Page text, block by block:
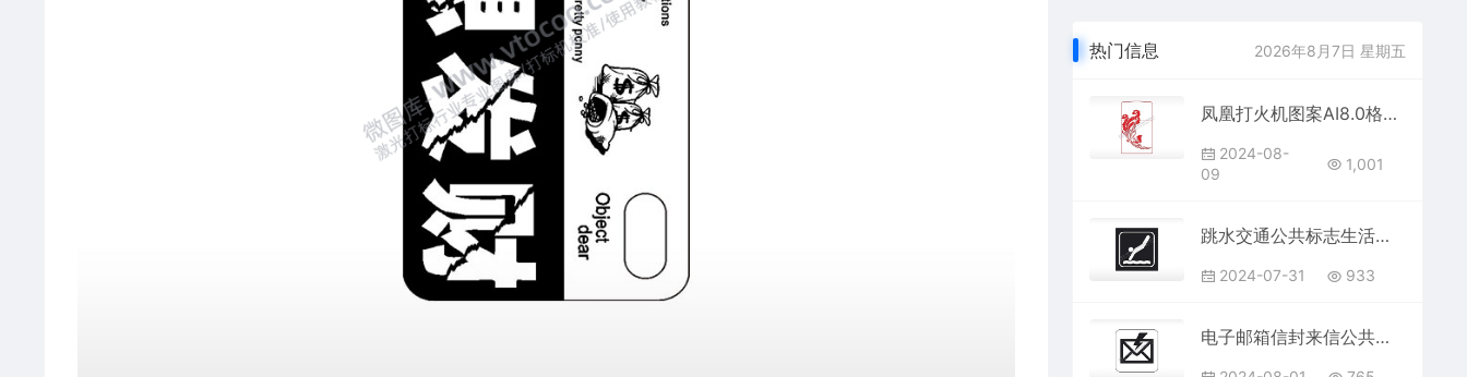
热门信息 2026年8月7日 星期五
凤凰打火机图案AI8.0格式激光打标文件通用矢量图
2024-08-
09
1,001
跳水交通公共标志生活日常公共图标系列布告栏黑色白色
2024-07-31 933
电子邮箱信封来信公共标志生活日常公共图标系列布告栏黑色白色